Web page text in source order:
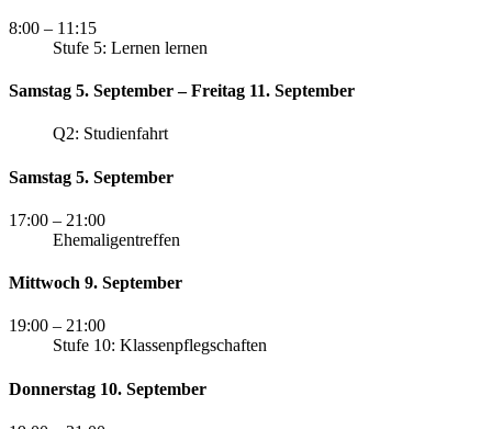
8:00 – 11:15
Stufe 5: Lernen lernen
Samstag 5. September – Freitag 11. September
Q2: Studienfahrt
Samstag 5. September
17:00 – 21:00
Ehemaligentreffen
Mittwoch 9. September
19:00 – 21:00
Stufe 10: Klassenpflegschaften
Donnerstag 10. September